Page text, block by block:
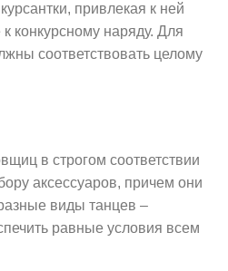
привлекая к ней
конкурсному наряду. Для
соответствовать целому
в строгом соответствии
аксессуаров, причем они
виды танцев –
равные условия всем